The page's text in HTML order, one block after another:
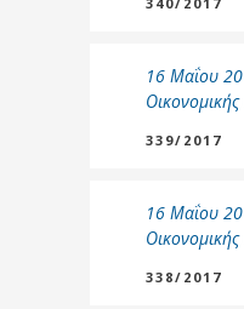
16 Μαΐου
339/2017
16 Μαΐου
338/2017